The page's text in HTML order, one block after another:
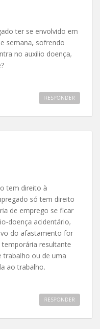
ter se envolvido em
semana, sofrendo
no auxilio doença,
RESPONDER
tem direito à
só tem direito
de emprego se ficar
doença acidentário,
do afastamento for
resultante
trabalho ou de uma
ao trabalho.
RESPONDER